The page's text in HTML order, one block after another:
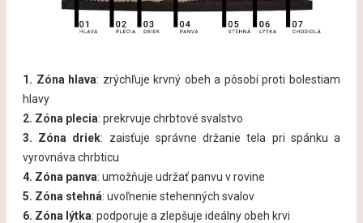
1. Zóna hlava: zrýchľuje krvný obeh a pôsobí proti bolestiam
hlavy
2. Zóna plecia: prekrvuje chrbtové svalstvo
3. Zóna driek: zaisťuje správne držanie tela pri spánku a
vyrovnáva chrbticu
4. Zóna panva: umožňuje udržať panvu v rovine
5. Zóna stehná: uvoľnenie stehenných svalov
6. Zóna lýtka: podporuje a zlepšuje ideálny obeh krvi